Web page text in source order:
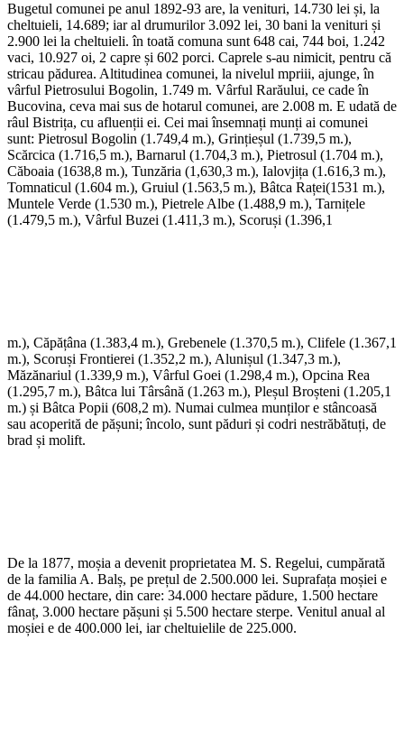
Bugetul comunei pe anul 1892-93 are, la venituri, 14.730 lei și, la
cheltuieli, 14.689; iar al drumurilor 3.092 lei, 30 bani la venituri și
2.900 lei la cheltuieli. în toată comuna sunt 648 cai, 744 boi, 1.242
vaci, 10.927 oi, 2 capre și 602 porci. Caprele s-au nimicit, pentru că
stricau pădurea. Altitudinea comunei, la nivelul mpriii, ajunge, în
vârful Pietrosului Bogolin, 1.749 m. Vârful Rarăului, ce cade în
Bucovina, ceva mai sus de hotarul comunei, are 2.008 m. E udată de
râul Bistrița, cu afluenții ei. Cei mai însemnați munți ai comunei
sunt: Pietrosul Bogolin (1.749,4 m.), Grințieșul (1.739,5 m.),
Scărcica (1.716,5 m.), Barnarul (1.704,3 m.), Pietrosul (1.704 m.),
Căboaia (1638,8 m.), Tunzăria (1,630,3 m.), Ialovjița (1.616,3 m.),
Tomnaticul (1.604 m.), Gruiul (1.563,5 m.), Bâtca Raței(1531 m.),
Muntele Verde (1.530 m.), Pietrele Albe (1.488,9 m.), Tarnițele
(1.479,5 m.), Vârful Buzei (1.411,3 m.), Scoruși (1.396,1
m.), Căpățâna (1.383,4 m.), Grebenele (1.370,5 m.), Clifele (1.367,1
m.), Scoruși Frontierei (1.352,2 m.), Alunișul (1.347,3 m.),
Măzănariul (1.339,9 m.), Vârful Goei (1.298,4 m.), Opcina Rea
(1.295,7 m.), Bâtca lui Târsână (1.263 m.), Pleșul Broșteni (1.205,1
m.) și Bâtca Popii (608,2 m). Numai culmea munților e stâncoasă
sau acoperită de pășuni; încolo, sunt păduri și codri nestrăbătuți, de
brad și molift.
De la 1877, moșia a devenit proprietatea M. S. Regelui, cumpărată
de la familia A. Balș, pe prețul de 2.500.000 lei. Suprafața moșiei e
de 44.000 hectare, din care: 34.000 hectare pădure, 1.500 hectare
fânaț, 3.000 hectare pășuni și 5.500 hectare sterpe. Venitul anual al
moșiei e de 400.000 lei, iar cheltuielile de 225.000.